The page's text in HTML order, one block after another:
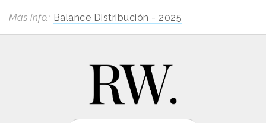
Más info.: Balance Distribución - 2025